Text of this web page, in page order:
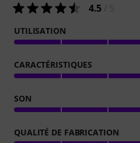
4.5
UTILISATION
CARACTÉRISTIQUES
SON
QUALITÉ DE FABRICATION